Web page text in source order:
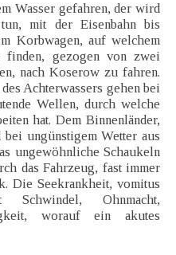
Wasser gefahren, der wird
mit der Eisenbahn bis
Korbwagen, auf welchem
gezogen von zwei
nach Koserow zu fahren.
Achterwassers gehen bei
Wellen, durch welche
hat. Dem Binnenländer,
ungünstigem Wetter aus
ungewöhnliche Schaukeln
das Fahrzeug, fast immer
Die Seekrankheit, vomitus
Schwindel, Ohnmacht,
worauf ein akutes